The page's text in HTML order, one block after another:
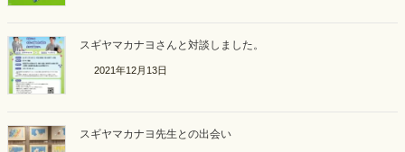
スギヤマカナヨさんと対談しました。
2021年12月13日
スギヤマカナヨ先生との出会い